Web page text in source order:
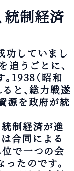
統制経済
功していまし
追うごとに、
1938（昭和
と、総力戦遂
源を政府が統
制経済が進
合同による
で一つの会
たのです。